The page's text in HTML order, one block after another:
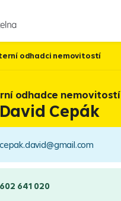
odhadci nemovitostí
odhadce nemovitostí
David Cepák
cepak.david@gmail.com
602 641 020